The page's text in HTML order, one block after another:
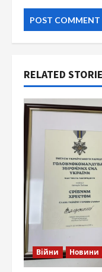
RELATED
Війни Новини